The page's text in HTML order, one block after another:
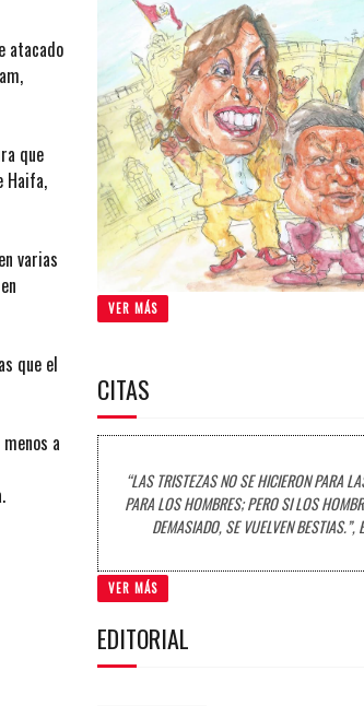
atacado
que
Haifa,
varias
que el
a
VER MÁS
CITAS
“LAS TRISTEZAS NO SE HICIERON PARA
PARA LOS HOMBRES; PERO SI LOS
DEMASIADO, SE VUELVEN BESTIAS.”,
VER MÁS
EDITORIAL